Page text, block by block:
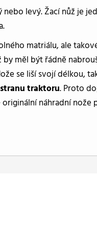
levý. Žací nůž je
matriálu, ale
měl být řádně
se liší svojí délkou,
traktoru. Proto
náhradní nože